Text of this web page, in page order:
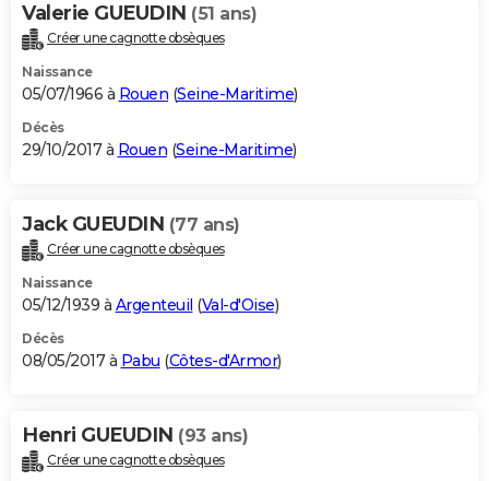
Valerie GUEUDIN (51 ans)
Créer une cagnotte obsèques
Naissance
05/07/1966 à Rouen (Seine-Maritime)
Décès
29/10/2017 à Rouen (Seine-Maritime)
Jack GUEUDIN (77 ans)
Créer une cagnotte obsèques
Naissance
05/12/1939 à Argenteuil (Val-d'Oise)
Décès
08/05/2017 à Pabu (Côtes-d'Armor)
Henri GUEUDIN (93 ans)
Créer une cagnotte obsèques